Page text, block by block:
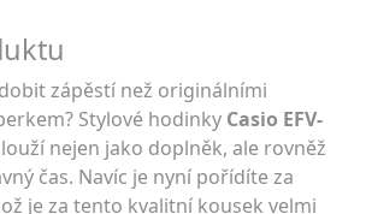
zápěstí než originálními
Stylové hodinky Casio EFV-
nejen jako doplněk, ale rovněž
čas. Navíc je nyní pořídíte za
je za tento kvalitní kousek velmi